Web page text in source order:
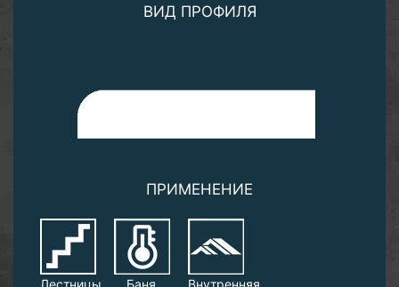
ВИД ПРОФИЛЯ
ПРИМЕНЕНИЕ
Лестницы Баня
Внутренняя